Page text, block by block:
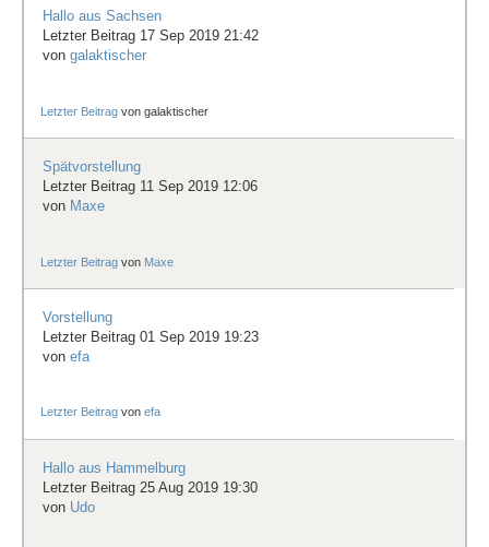
Hallo aus Sachsen
Letzter Beitrag 17 Sep 2019 21:42
von galaktischer
Letzter Beitrag vongalaktischer
Spätvorstellung
Letzter Beitrag 11 Sep 2019 12:06
von Maxe
Letzter Beitrag von Maxe
Vorstellung
Letzter Beitrag 01 Sep 2019 19:23
von efa
Letzter Beitrag vonefa
Hallo aus Hammelburg
Letzter Beitrag 25 Aug 2019 19:30
von Udo